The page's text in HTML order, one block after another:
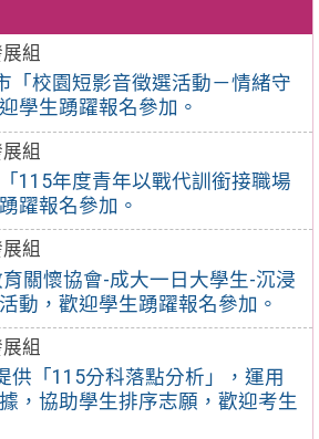
組
「校園短影音徵選活動－情緒守
學生踴躍報名參加。
組
115年度青年以戰代訓銜接職場
躍報名參加。
組
育關懷協會-成大一日大學生-沉浸
動，歡迎學生踴躍報名參加。
組
供「115分科落點分析」，運用
，協助學生排序志願，歡迎考生